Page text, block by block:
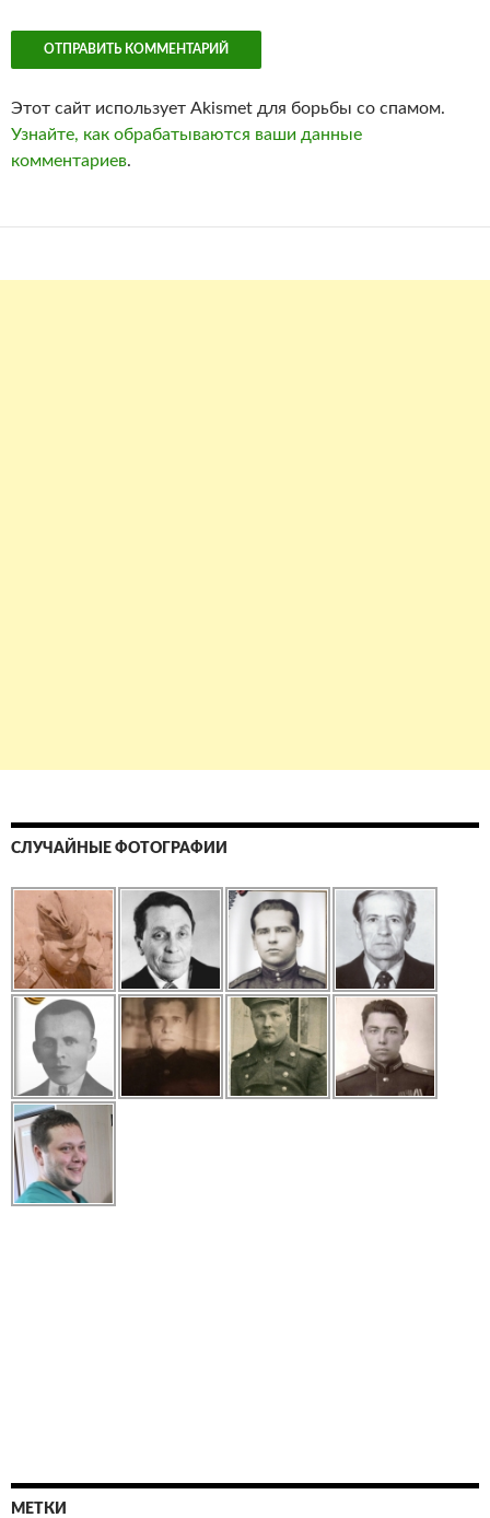
Этот сайт использует Akismet для борьбы со спамом.
Узнайте, как обрабатываются ваши данные
комментариев.
СЛУЧАЙНЫЕ ФОТОГРАФИИ
МЕТКИ